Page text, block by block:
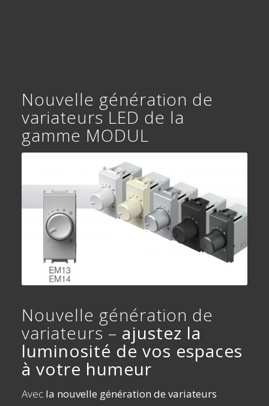
Nouvelle génération de
variateurs LED de la
gamme MODUL
Nouvelle génération de
variateurs – ajustez la
luminosité de vos espaces
à votre humeur
Avecla nouvelle génération de variateurs